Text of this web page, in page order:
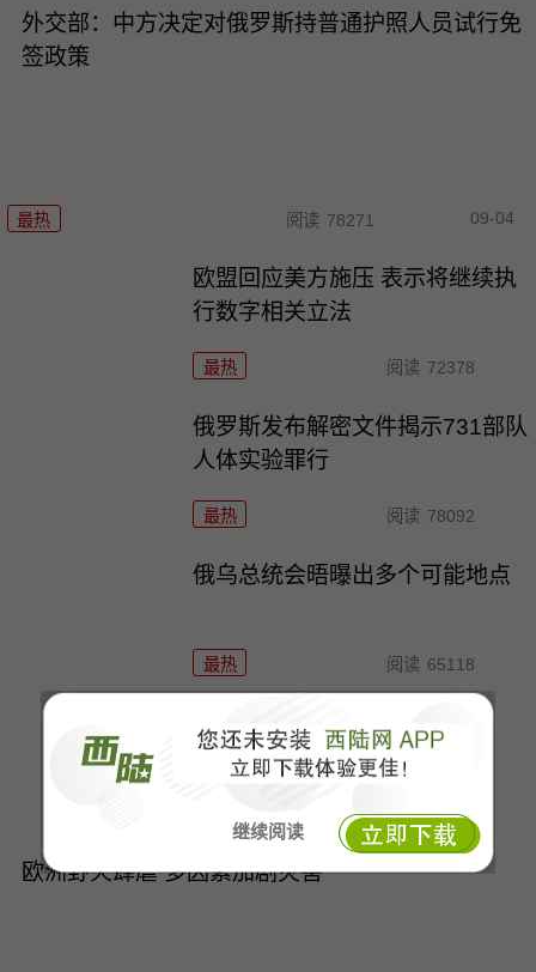
继续阅读
外交部：中方决定对俄罗斯持普通护照人员试行免
签政策
最热 阅读 78271 09-04
欧盟回应美方施压 表示将继续执
行数字相关立法
最热 阅读 72378
俄罗斯发布解密文件揭示731部队
人体实验罪行
最热 阅读 78092
俄乌总统会晤曝出多个可能地点
最热 阅读 65118
美关税政策重创日本汽车产业
阅读 77236
欧洲野火肆虐 多因素加剧灾害